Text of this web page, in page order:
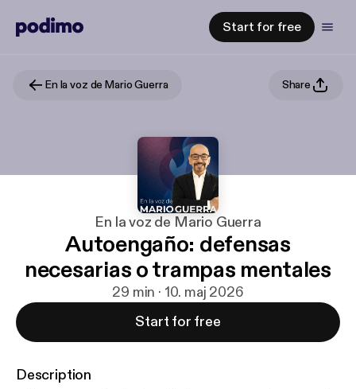
Start for free
En la voz de Mario Guerra Share
En la voz de Mario Guerra
Autoengaño: defensas
necesarias o trampas mentales
29 min · 10. maj 2026
Start for free
Description